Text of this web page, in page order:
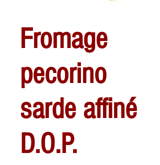
Fromage
pecorino
sarde affiné
D.O.P.